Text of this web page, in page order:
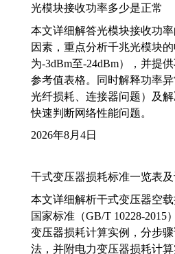
光模块接收功率多少是正常
本文详细解答光模块接收功
因素，重点分析千兆光模块
为-3dBm至-24dBm），并提
参考值表格。同时解释功率
光纤损耗、连接器问题）及
快速判断网络性能问题。
2026年8月4日
干式变压器损耗标准一览表
本文详细解析干式变压器空
国家标准（GB/T 10228-2015
变压器损耗计算实例，分步
法，并附电力变压器损耗计